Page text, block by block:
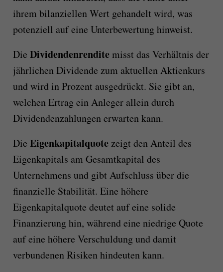
ihrem bilanziellen Wert gehandelt wird, was
potenziell auf eine Unterbewertung hinweist.
Die Dividendenrenditemisst das Verhältnis der
jährlichen Dividende zum aktuellen Aktienkurs
und wird in Prozent ausgedrückt. Sie gibt an,
welchen Ertrag ein Anleger allein durch
Dividendenzahlungen erwarten kann.
Die Eigenkapitalquotezeigt den Anteil des
Eigenkapitals am Gesamtkapital des
Unternehmens und gibt Aufschluss über die
finanzielle Stabilität. Eine höhere
Eigenkapitalquote deutet auf eine solide
Finanzierung hin, während eine niedrige Quote
auf eine höhere Verschuldung und damit
verbundenen Risiken hindeuten kann.